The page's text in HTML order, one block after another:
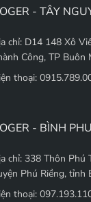
- TÂY
chỉ: D14 148 Xô
Công, TP Buôn
thoại:
- BÌNH
chỉ: 338 Thôn Phú
Phú Riềng, tỉnh
thoại: